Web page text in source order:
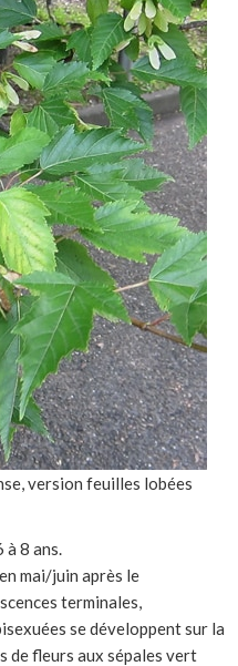
version feuilles lobées
à 8 ans.
mai/juin après le
terminales,
se développent sur la
de fleurs aux sépales vert